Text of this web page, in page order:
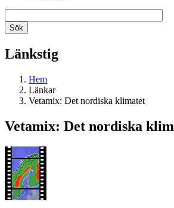
Länkstig
Hem
Länkar
Vetamix: Det nordiska klimatet
Vetamix: Det nordiska